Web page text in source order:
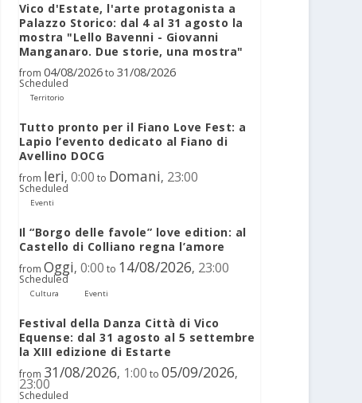
Vico d'Estate, l'arte protagonista a
Palazzo Storico: dal 4 al 31 agosto la
mostra "Lello Bavenni - Giovanni
Manganaro. Due storie, una mostra"
from 04/08/2026to 31/08/2026
Scheduled
Territorio
Tutto pronto per il Fiano Love Fest: a
Lapio l’evento dedicato al Fiano di
Avellino DOCG
from Ieri, 0:00 to Domani, 23:00
Scheduled
Eventi
Il “Borgo delle favole” love edition: al
Castello di Colliano regna l’amore
from Oggi, 0:00 to 14/08/2026, 23:00
Scheduled
Cultura Eventi
Festival della Danza Città di Vico
Equense: dal 31 agosto al 5 settembre
la XIII edizione di Estarte
from 31/08/2026, 1:00 to 05/09/2026,
23:00
Scheduled